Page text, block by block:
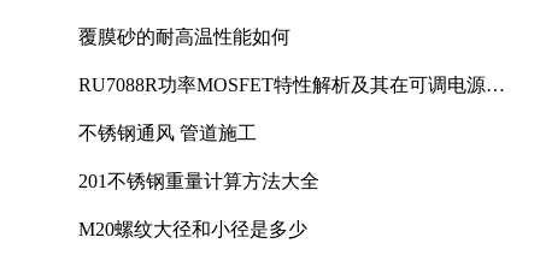
覆膜砂的耐高温性能如何
RU7088R功率MOSFET特性解析及其在可调电源设
不锈钢通风 管道施工
201不锈钢重量计算方法大全
M20螺纹大径和小径是多少